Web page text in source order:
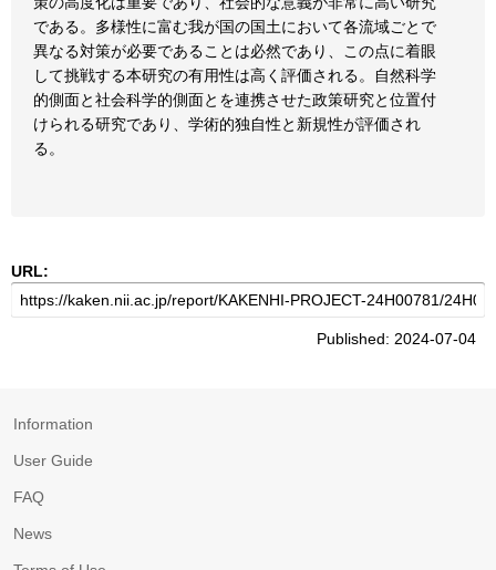
である。多様性に富む我が国の国土において各流域ごとで
異なる対策が必要であることは必然であり、この点に着眼
して挑戦する本研究の有用性は高く評価される。自然科学
的側面と社会科学的側面とを連携させた政策研究と位置付
けられる研究であり、学術的独自性と新規性が評価され
る。
URL:
Published: 2024-07-04
Information
User Guide
FAQ
News